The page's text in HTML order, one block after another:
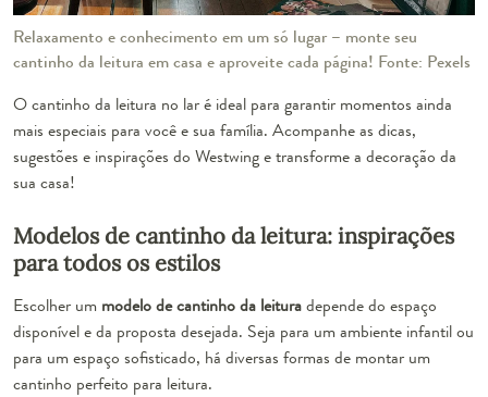
Relaxamento e conhecimento em um só lugar – monte seu
cantinho da leitura em casa e aproveite cada página! Fonte: Pexels
O cantinho da leitura no lar é ideal para garantir momentos ainda
mais especiais para você e sua família. Acompanhe as dicas,
sugestões e inspirações do Westwing e transforme a decoração da
sua casa!
Modelos de cantinho da leitura: inspirações
para todos os estilos
Escolher um modelo de cantinho da leituradepende do espaço
disponível e da proposta desejada. Seja para um ambiente infantil ou
para um espaço sofisticado, há diversas formas de montar um
cantinho perfeito para leitura.